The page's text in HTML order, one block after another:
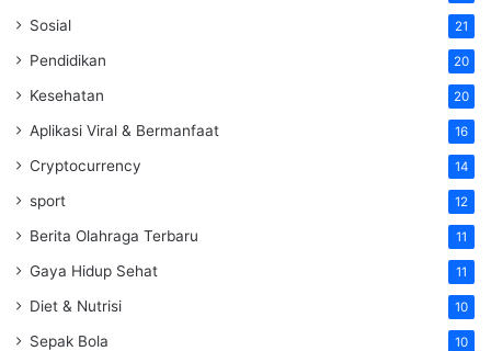
Sosial 21
Pendidikan 20
Kesehatan 20
Aplikasi Viral & Bermanfaat 16
Cryptocurrency 14
sport 12
Berita Olahraga Terbaru 11
Gaya Hidup Sehat 11
Diet & Nutrisi 10
Sepak Bola 10